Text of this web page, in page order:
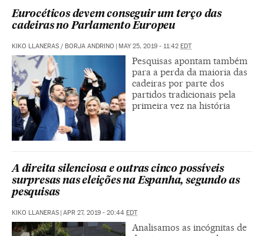
Eurocéticos devem conseguir um terço das
cadeiras no Parlamento Europeu
KIKO LLANERAS / BORJA ANDRINO | MAY 25, 2019 - 11:42 EDT
Pesquisas apontam também
para a perda da maioria das
cadeiras por parte dos
partidos tradicionais pela
primeira vez na história
A direita silenciosa e outras cinco possíveis
surpresas nas eleições na Espanha, segundo as
pesquisas
KIKO LLANERAS | APR 27, 2019 - 20:44 EDT
Analisamos as incógnitas de